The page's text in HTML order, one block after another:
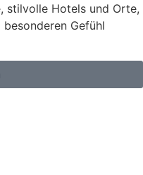
stilvolle Hotels und Orte,
Gefühl